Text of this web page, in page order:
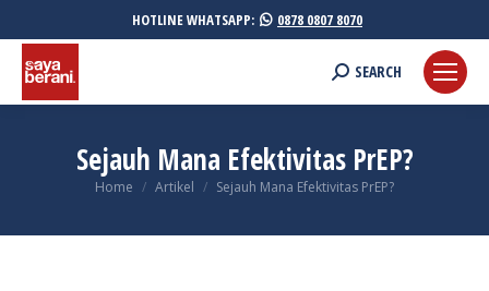
HOTLINE WHATSAPP: 0878 0807 8070
Search:
SEARCH
Sejauh Mana Efektivitas PrEP?
You are here:
Home Artikel Sejauh Mana Efektivitas PrEP?